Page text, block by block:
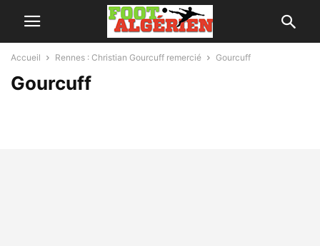
Accueil Rennes : Christian Gourcuff remercié Gourcuff
Gourcuff